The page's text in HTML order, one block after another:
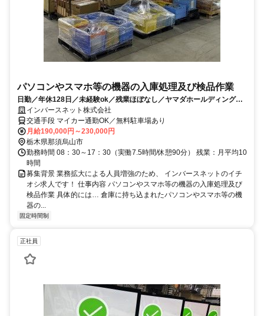
パソコンやスマホ等の機器の入庫処理及び検品作業
日勤／年休128日／未経験ok／残業ほぼなし／ヤマダホールディングス
グループ
インバースネット株式会社
交通手段 マイカー通勤OK／無料駐車場あり
月給190,000円～230,000円
栃木県那須烏山市
勤務時間 08：30～17：30（実働7.5時間/休憩90分） 残業：月平均10
時間
募集背景 業務拡大による人員増強のため、 インバースネットのイチ
オシ求人です！ 仕事内容 パソコンやスマホ等の機器の入庫処理及び
検品作業 具体的には… 倉庫に持ち込まれたパソコンやスマホ等の機
器の...
固定時間制
正社員